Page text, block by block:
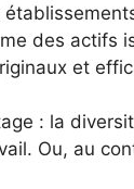
des actifs
et
: la
Ou, au